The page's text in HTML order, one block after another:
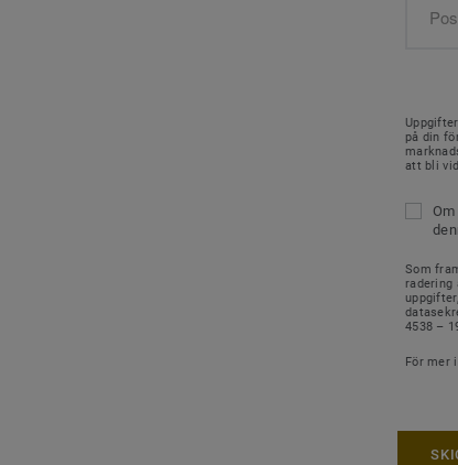
på din
att bli
Som
radering
4538 –
För mer